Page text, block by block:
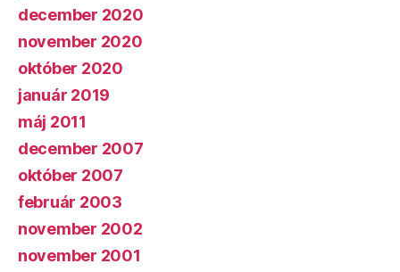
december 2020
november 2020
október 2020
január 2019
máj 2011
december 2007
október 2007
február 2003
november 2002
november 2001